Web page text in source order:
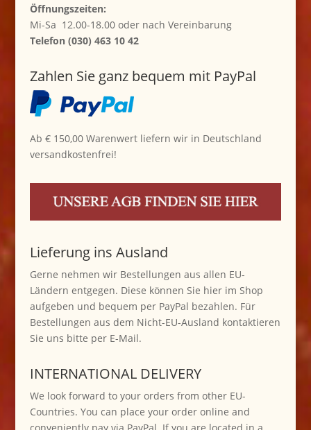
Öffnungszeiten:
Mi-Sa 12.00-18.00 oder nach Vereinbarung
Telefon (030) 463 10 42
Zahlen Sie ganz bequem mit PayPal
Ab € 150,00 Warenwert liefern wir in Deutschland
versandkostenfrei!
Lieferung ins Ausland
Gerne nehmen wir Bestellungen aus allen EU-
Ländern entgegen. Diese können Sie hier im Shop
aufgeben und bequem per PayPal bezahlen. Für
Bestellungen aus dem Nicht-EU-Ausland kontaktieren
Sie uns bitte per E-Mail.
INTERNATIONAL DELIVERY
We look forward to your orders from other EU-
Countries. You can place your order online and